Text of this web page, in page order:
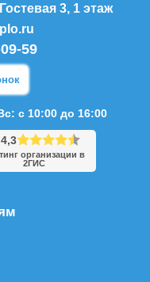
3, 1 этаж
59
с 10:00 до 16:00
4,3
организации в
2ГИС